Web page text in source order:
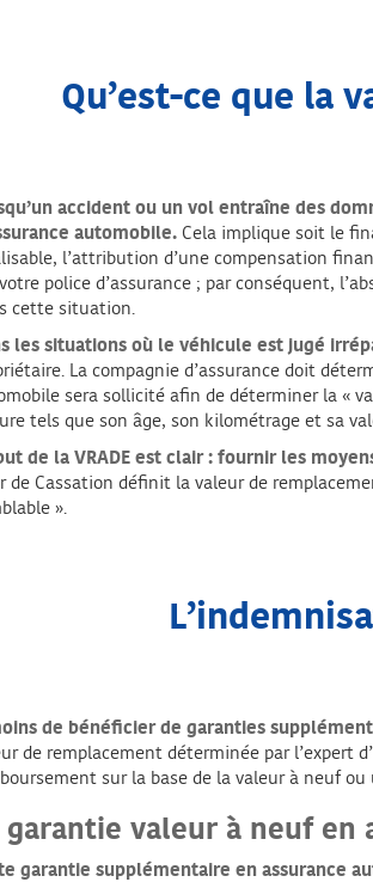
Qu’est-ce que la
accident ou un vol entraîne des
automobile. Cela implique soit le
l’attribution d’une compensation
police d’assurance ; par conséquent,
cette situation.
les situations où le véhicule est jugé
La compagnie d’assurance doit
sera sollicité afin de déterminer la «
tels que son âge, son kilométrage et sa
de la VRADE est clair : fournir les
de Cassation définit la valeur de
».
de bénéficier de garanties
de remplacement déterminée par l’expert
sur la base de la valeur à neuf
garantie valeur à neuf en
garantie supplémentaire en assurance